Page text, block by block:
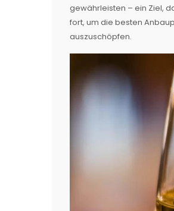
gewährleisten – ein Ziel,
fort, um die besten
auszuschöpfen.